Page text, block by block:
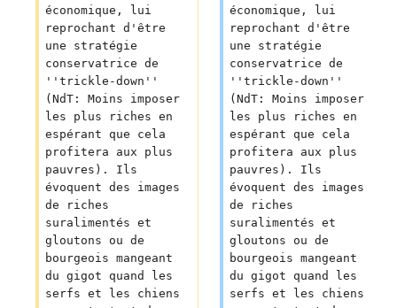
économique, lui
reprochant d'être
une stratégie
conservatrice de
''trickle-down''
(NdT: Moins imposer
les plus riches en
espérant que cela
profitera aux plus
pauvres). Ils
évoquent des images
de riches
suralimentés et
gloutons ou de
bourgeois mangeant
du gigot quand les
serfs et les chiens
économique, lui
reprochant d'être
une stratégie
conservatrice de
''trickle-down''
(NdT: Moins imposer
les plus riches en
espérant que cela
profitera aux plus
pauvres). Ils
évoquent des images
de riches
suralimentés et
gloutons ou de
bourgeois mangeant
du gigot quand les
serfs et les chiens